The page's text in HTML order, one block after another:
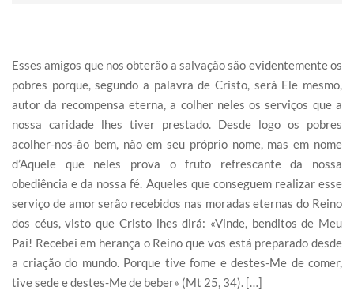
Esses amigos que nos obterão a salvação são evidentemente os
pobres porque, segundo a palavra de Cristo, será Ele mesmo,
autor da recompensa eterna, a colher neles os serviços que a
nossa caridade lhes tiver prestado. Desde logo os pobres
acolher-nos-ão bem, não em seu próprio nome, mas em nome
d’Aquele que neles prova o fruto refrescante da nossa
obediência e da nossa fé. Aqueles que conseguem realizar esse
serviço de amor serão recebidos nas moradas eternas do Reino
dos céus, visto que Cristo lhes dirá: «Vinde, benditos de Meu
Pai! Recebei em herança o Reino que vos está preparado desde
a criação do mundo. Porque tive fome e destes-Me de comer,
tive sede e destes-Me de beber» (Mt 25, 34). […]